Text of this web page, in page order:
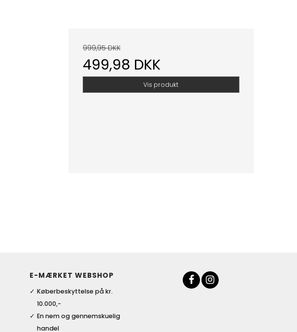
999,95 DKK
499,98 DKK
Vis produkt
E-MÆRKET WEBSHOP
Køberbeskyttelse på kr.
10.000,-
En nem og gennemskuelig
handel